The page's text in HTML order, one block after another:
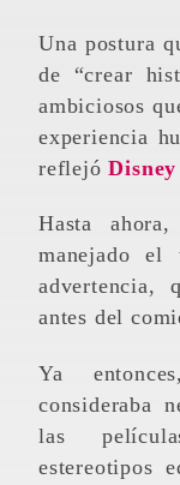
Una postura que se encuadra en el compromiso
de “crear
ambiciosos
experiencia
reflejó
Hasta ahora, la compañía del ratón había
manejado el
advertencia,
antes del
Ya entonces, Disney declaró que no
consideraba
las
estereotipos